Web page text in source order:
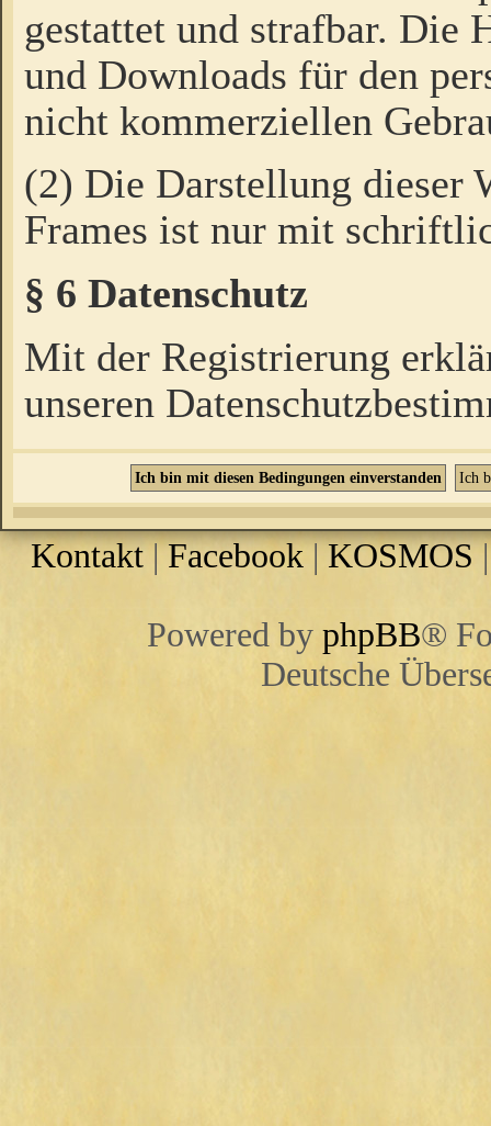
gestattet und strafbar. Die
und Downloads für den
nicht kommerziellen
(2) Die Darstellung dieser
Frames ist nur mit
§ 6 Datenschutz
Mit der Registrierung
unseren
Kontakt |Facebook | KOSMOS
Powered by phpBB®
Deutsche